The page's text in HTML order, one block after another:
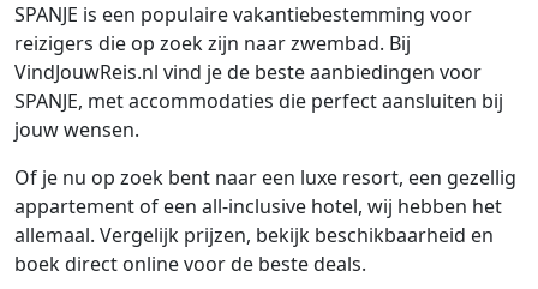
SPANJE is een populaire vakantiebestemming voor
reizigers die op zoek zijn naar zwembad. Bij
VindJouwReis.nl vind je de beste aanbiedingen voor
SPANJE, met accommodaties die perfect aansluiten bij
jouw wensen.
Of je nu op zoek bent naar een luxe resort, een gezellig
appartement of een all-inclusive hotel, wij hebben het
allemaal. Vergelijk prijzen, bekijk beschikbaarheid en
boek direct online voor de beste deals.